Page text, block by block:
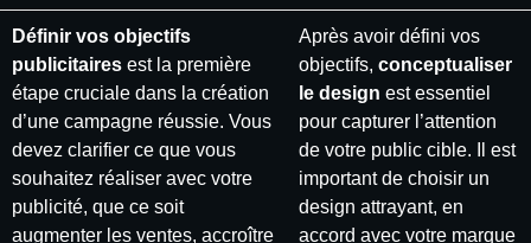
Définir vos objectifs
publicitaires est la première
étape cruciale dans la création
d’une campagne réussie. Vous
devez clarifier ce que vous
souhaitez réaliser avec votre
publicité, que ce soit
augmenter les ventes, accroître
Après avoir défini vos
objectifs, conceptualiser
le design est essentiel
pour capturer l’attention
de votre public cible. Il est
important de choisir un
design attrayant, en
accord avec votre marque